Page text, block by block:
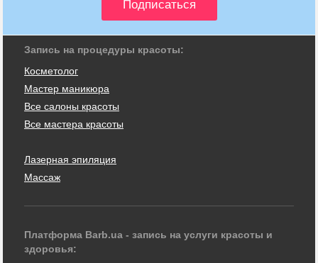
Запись на процедуры красоты:
Косметолог
Мастер маникюра
Все салоны красоты
Все мастера красоты
Лазерная эпиляция
Массаж
Платформа Barb.ua - запись на услуги красоты и
здоровья: